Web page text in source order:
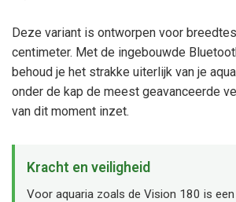
Deze variant is ontworpen voor
centimeter. Met de ingebouwde
behoud je het strakke uiterlijk van je
onder de kap de meest geavanceerde
van dit moment inzet.
Kracht en veiligheid
Voor aquaria zoals de Vision 180 is